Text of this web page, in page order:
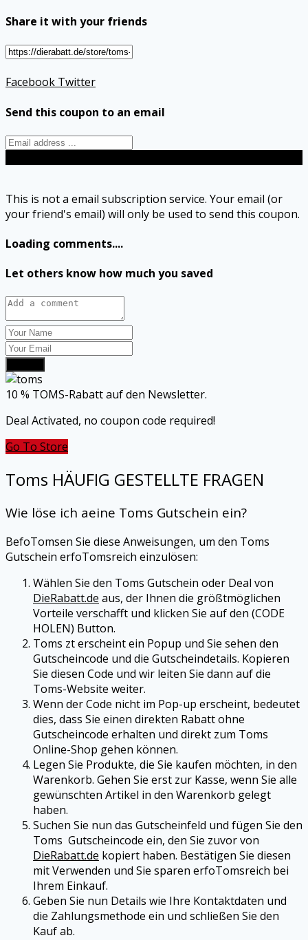
Share it with your friends
Facebook Twitter
Send this coupon to an email
This is not a email subscription service. Your email (or
your friend's email) will only be used to send this coupon.
Loading comments....
Let others know how much you saved
10 % TOMS-Rabatt auf den Newsletter.
Deal Activated, no coupon code required!
Go To Store
Toms HÄUFIG GESTELLTE FRAGEN
Wie löse ich aeine Toms Gutschein ein?
BefoTomsen Sie diese Anweisungen, um den Toms
Gutschein erfoTomsreich einzulösen:
Wählen Sie den Toms Gutschein oder Deal von
DieRabatt.de aus, der Ihnen die größtmöglichen
Vorteile verschafft und klicken Sie auf den (CODE
HOLEN) Button.
Toms zt erscheint ein Popup und Sie sehen den
Gutscheincode und die Gutscheindetails. Kopieren
Sie diesen Code und wir leiten Sie dann auf die
Toms-Website weiter.
Wenn der Code nicht im Pop-up erscheint, bedeutet
dies, dass Sie einen direkten Rabatt ohne
Gutscheincode erhalten und direkt zum Toms
Online-Shop gehen können.
Legen Sie Produkte, die Sie kaufen möchten, in den
Warenkorb. Gehen Sie erst zur Kasse, wenn Sie alle
gewünschten Artikel in den Warenkorb gelegt
haben.
Suchen Sie nun das Gutscheinfeld und fügen Sie den
Toms Gutscheincode ein, den Sie zuvor von
DieRabatt.de kopiert haben. Bestätigen Sie diesen
mit Verwenden und Sie sparen erfoTomsreich bei
Ihrem Einkauf.
Geben Sie nun Details wie Ihre Kontaktdaten und
die Zahlungsmethode ein und schließen Sie den
Kauf ab.